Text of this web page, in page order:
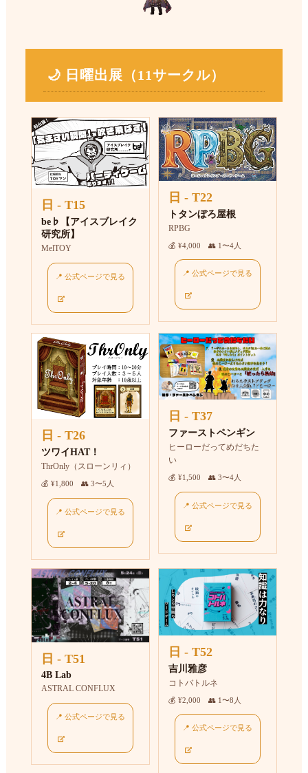
🌙 日曜出展（11サークル）
日 - T15
be♭【アイスブレイク
研究所】
MelTOY
📍 公式ページで見る
日 - T22
トタンぼろ屋根
RPBG
💰 ¥4,000 👥 1〜4人
📍 公式ページで見る
日 - T26
ツワイHAT！
ThrOnly（スローンリィ）
💰 ¥1,800 👥 3〜5人
📍 公式ページで見る
日 - T37
ファーストペンギン
ヒーローだってめだちた
い
💰 ¥1,500 👥 3〜4人
📍 公式ページで見る
日 - T51
4B Lab
ASTRAL CONFLUX
📍 公式ページで見る
日 - T52
吉川雅彦
コトバトルネ
💰 ¥2,000 👥 1〜8人
📍 公式ページで見る